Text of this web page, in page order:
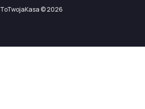
ToTwojaKasa © 2026